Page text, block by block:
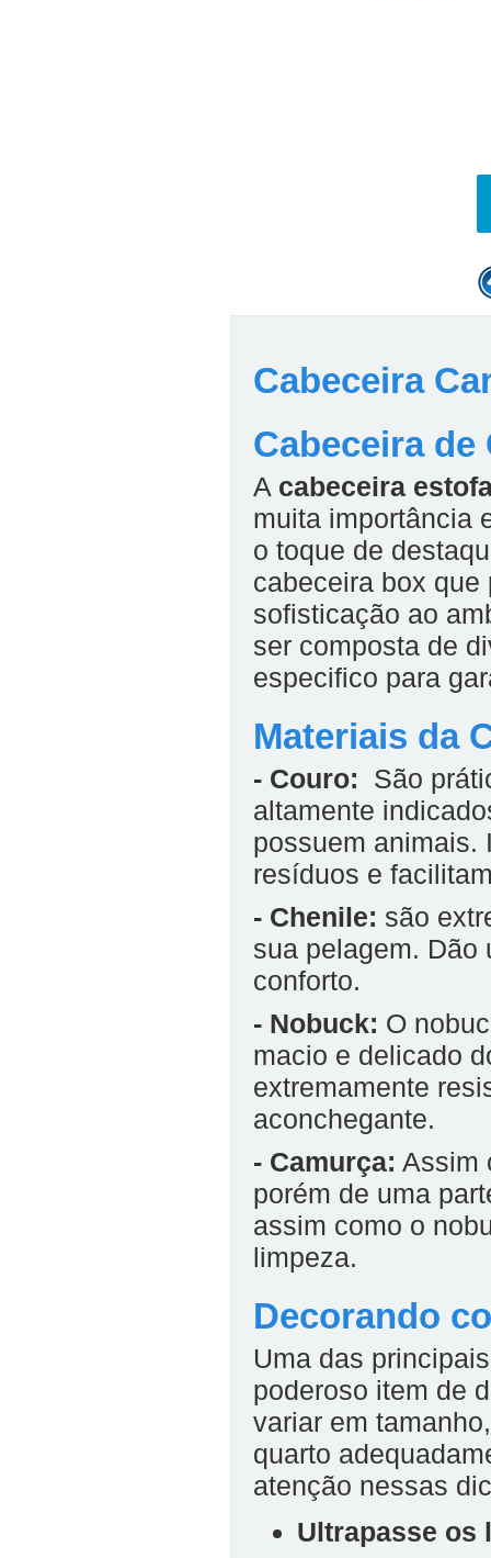
Cabeceira
Cabeceira de
A cabeceira
muita importância
o toque de
cabeceira box
sofisticação ao
ser composta de
especifico para
Materiais da
- Couro:
São
altamente
possuem animais.
resíduos e
- Chenile: são
sua pelagem. Dão
conforto.
- Nobuck: O
macio e delicado
extremamente
aconchegante.
- Camurça: Assim
porém de uma
assim como o
limpeza.
Decorando
Uma das
poderoso item de
variar em
quarto
atenção nessas
Ultrapasse os